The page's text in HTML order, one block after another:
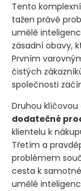
Tento
tažen právě
umělé
zásadní obavy,
Prvním
čistých
společnosti
Druhou klíčovou
dodatečné
klientelu k
Třetím a
problémem
cesta k
umělé